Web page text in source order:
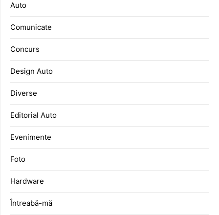
Auto
Comunicate
Concurs
Design Auto
Diverse
Editorial Auto
Evenimente
Foto
Hardware
Întreabă-mă